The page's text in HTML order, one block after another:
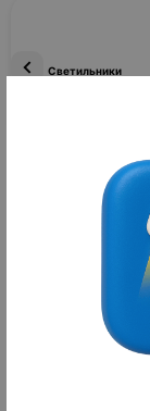
Светильники
Товаров не
Уличные